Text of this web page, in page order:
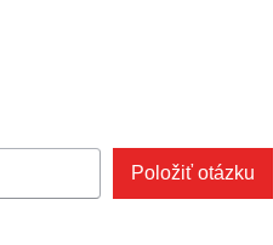
Položiť otázku